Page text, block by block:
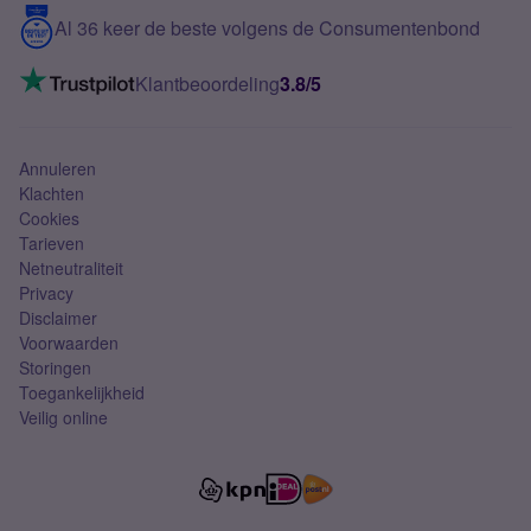
5G internet
Mobiel internet
Mobiel abonnement
Contact
VoLTE 4G bellen
Al 36 keer de beste volgens de Consumentenbond
Klantbeoordeling3.8/5
Annuleren
Klachten
Cookies
Tarieven
Netneutraliteit
Privacy
Disclaimer
Voorwaarden
Storingen
Toegankelijkheid
Veilig online